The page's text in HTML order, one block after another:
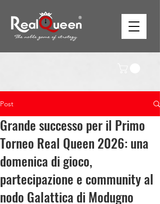
Post
Grande successo per il Primo
Torneo Real Queen 2026: una
domenica di gioco,
partecipazione e community al
nodo Galattica di Modugno